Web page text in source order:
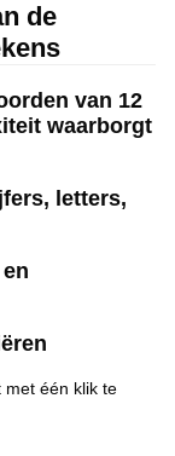
de
van 12
waarborgt
letters,
met één klik te